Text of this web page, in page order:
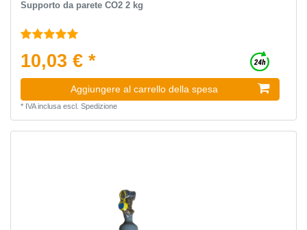
Supporto da parete CO2 2 kg
10,03 € *
Aggiungere al carrello della spesa
* IVA inclusaescl. Spedizione